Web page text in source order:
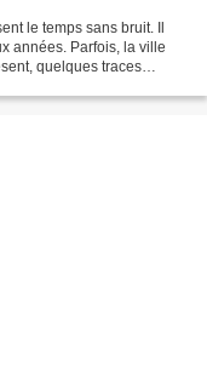
le temps sans bruit. Il
années. Parfois, la ville
quelques traces